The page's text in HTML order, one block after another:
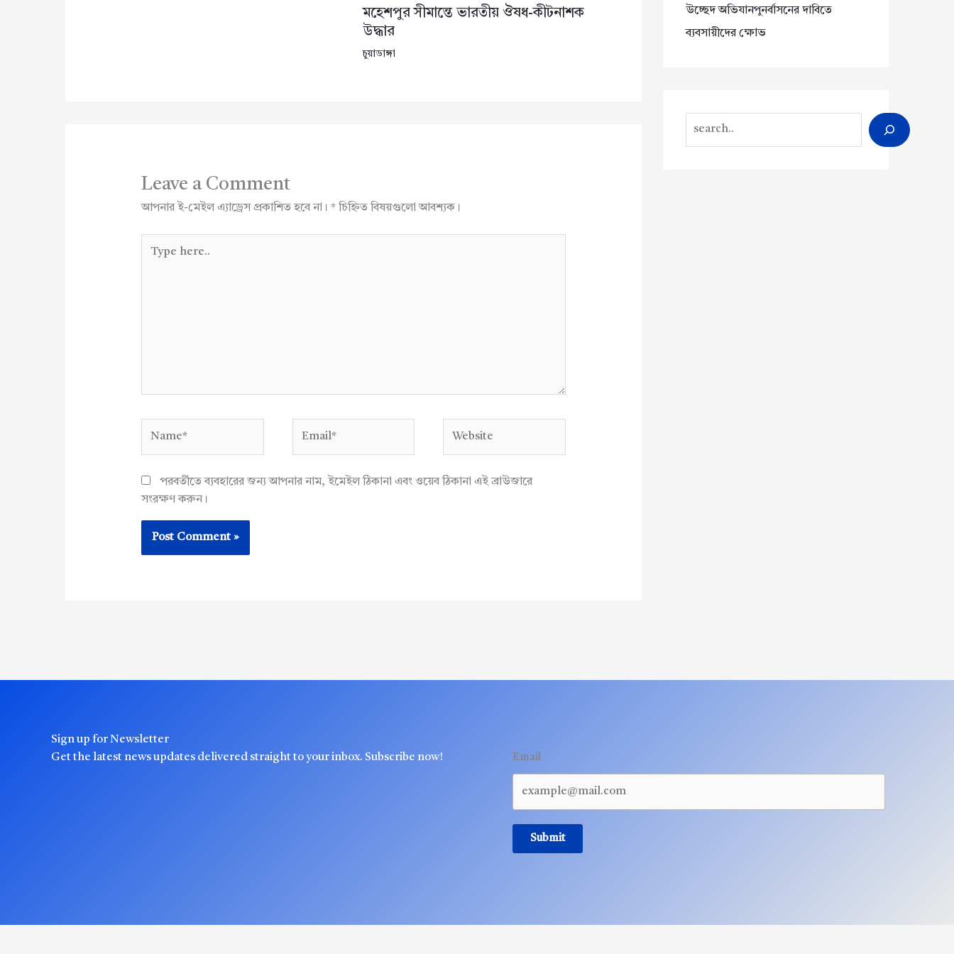
মহেশপুর সীমান্তে ভারতীয় ঔষধ-কীটনাশক
উদ্ধার
চুয়াডাঙ্গা
Leave a Comment
আপনার ই-মেইল এ্যাড্রেস প্রকাশিত হবে না। *চিহ্নিত বিষয়গুলো আবশ্যক।
here..
পরবর্তীতে ব্যবহারের জন্য আপনার নাম, ইমেইল ঠিকানা এবং ওয়েব ঠিকানা এই ব্রাউজারে
সংরক্ষণ করুন।
উচ্ছেদ অভিযানপুনর্বাসনের দাবিতে
ব্যবসায়ীদের ক্ষোভ
Sign up for Newsletter
Get the latest news updates delivered straight to your inbox. Subscribe now!
Email
Submit